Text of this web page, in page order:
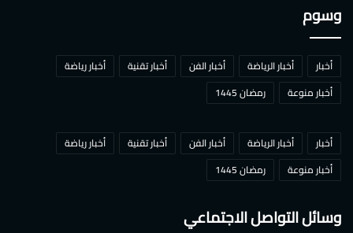
وسوم
أخبار أخبار الرياضة أخبار الفن أخبار تقنية
أخبار رياضة
أخبار منوعة
رمضان 1445
أخبار أخبار الرياضة أخبار الفن أخبار تقنية
أخبار رياضة
أخبار منوعة
رمضان 1445
وسائل التواصل الاجتماعي